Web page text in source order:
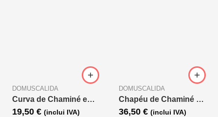
DOMUSCALIDA
Curva de Chaminé em inox 304 D.80 a 45º
19,50 € (inclui IVA)
DOMUSCALIDA
Chapéu de Chaminé em Inox com Aba D.80
36,50 € (inclui IVA)